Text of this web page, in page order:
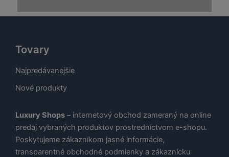
58,00 €.29,00 €.
Tovary
Najpredávanejšie
Nové produkty
Luxury Shops – internetový obchod zameraný na online
predaj vybraných produktov prostredníctvom e-shopu.
Poskytujeme zákazníkom jasné informácie,
transparentné obchodné podmienky a zákaznícku